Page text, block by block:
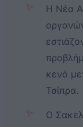
✨
Η Νέα
κενό
Τσίπρα.
✨
Ο